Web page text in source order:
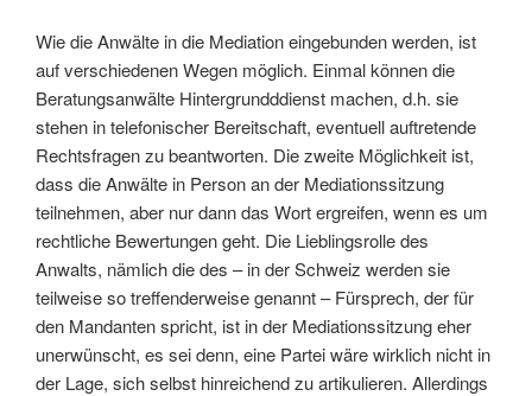
Wie die Anwälte in die Mediation eingebunden werden, ist
auf verschiedenen Wegen möglich. Einmal können die
Beratungsanwälte Hintergrundddienst machen, d.h. sie
stehen in telefonischer Bereitschaft, eventuell auftretende
Rechtsfragen zu beantworten. Die zweite Möglichkeit ist,
dass die Anwälte in Person an der Mediationssitzung
teilnehmen, aber nur dann das Wort ergreifen, wenn es um
rechtliche Bewertungen geht. Die Lieblingsrolle des
Anwalts, nämlich die des – in der Schweiz werden sie
teilweise so treffenderweise genannt – Fürsprech, der für
den Mandanten spricht, ist in der Mediationssitzung eher
unerwünscht, es sei denn, eine Partei wäre wirklich nicht in
der Lage, sich selbst hinreichend zu artikulieren. Allerdings